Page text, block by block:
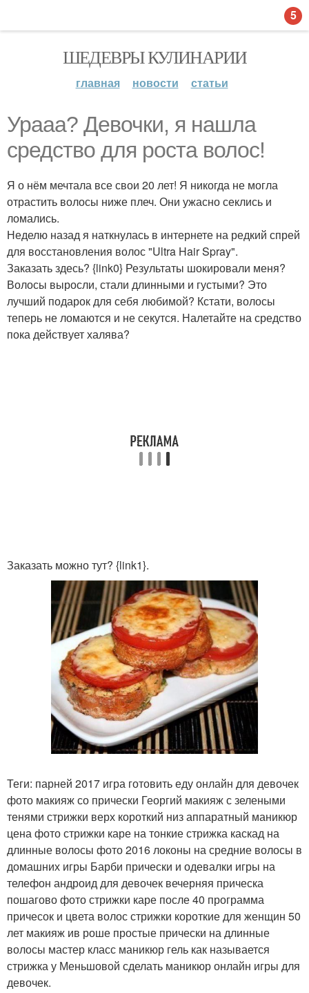
ШЕДЕВРЫ КУЛИНАРИИ
главная новости статьи
Ураaa? Дeвочки, я нашла
средство для роста волос!
Я о нём мечтала все свои 20 лет! Я никогда не могла
отрастить волосы ниже плеч. Они ужасно секлись и
ломались.
Неделю назад я наткнулась в интернете на редкий спрей
для восстановления волос "Ultra Hair Spray".
Заказать здесь? {link0} Результаты шокировали меня?
Волосы выросли, стали длинными и густыми? Это
лучший подарок для себя любимой? Кстати, волосы
теперь не ломаются и не секутся. Налетайте на средство
пока действует халява?
Заказать можно тут? {link1}.
Теги: парней 2017 игра готовить еду онлайн для девочек
фото макияж со прически Георгий макияж с зелеными
тенями стрижки верх короткий низ аппаратный маникюр
цена фото стрижки каре на тонкие стрижка каскад на
длинные волосы фото 2016 локоны на средние волосы в
домашних игры Барби прически и одевалки игры на
телефон андроид для девочек вечерняя прическа
пошагово фото стрижки каре после 40 программа
причесок и цвета волос стрижки короткие для женщин 50
лет макияж ив роше простые прически на длинные
волосы мастер класс маникюр гель как называется
стрижка у Меньшовой сделать маникюр онлайн игры для
девочек.
5